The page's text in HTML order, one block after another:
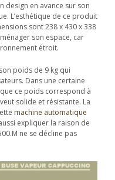
design en avance sur son
L’esthétique de ce produit
sont 238 x 430 x 338
son espace, car
étroit.
poids de 9 kg qui
Dans une certaine
ce poids correspond à
solide et résistante. La
machine automatique
expliquer la raison de
ne se décline pas